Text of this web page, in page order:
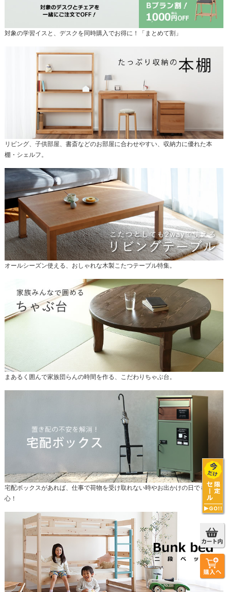
対象の学習イスと、デスクを同時購入でお得に！「まとめて割」
リビング、子供部屋、書斎などのお部屋に合わせやすい、収納力に優れた本
棚・シェルフ。
オールシーズン使える、おしゃれな木製こたつテーブル特集。
まあるく囲んで家族団らんの時間を作る、こだわりちゃぶ台。
宅配ボックスがあれば、仕事で荷物を受け取れない時やお出かけの日でも安
心！